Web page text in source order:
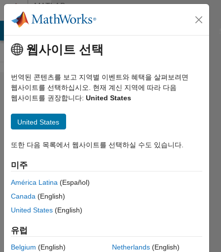
콘텐츠로 바로 가기
MATLAB
Answers
Is it
possible to
change the
audioplugin
class VST
GUI?
Moffat
2018 5월
3 답변
업데이트
웹사이트 선택
번역된 콘텐츠를 보고 지역별 이벤트와 혜택을 살펴보려면
웹사이트를 선택하십시오. 현재 계신 지역에 따라 다음
웹사이트를 권장합니다: United States
United States
또한 다음 목록에서 웹사이트를 선택하실 수도 있습니다.
미주
América Latina (Español)
Canada (English)
United States (English)
유럽
Belgium (English)
Netherlands(English)